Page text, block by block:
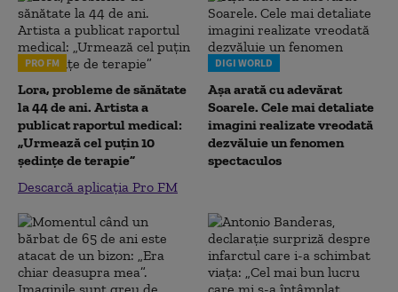
PRO FM
Lora, probleme de sănătate
la 44 de ani. Artista a
publicat raportul medical:
„Urmează cel puțin 10
ședințe de terapie”
Descarcă aplicația Pro FM
DIGI WORLD
Așa arată cu adevărat
Soarele. Cele mai detaliate
imagini realizate vreodată
dezvăluie un fenomen
spectaculos